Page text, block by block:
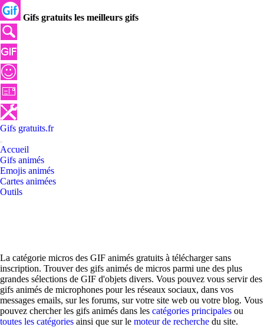
Gifs gratuits les meilleurs gifs
Gifs gratuits.fr
Accueil
Gifs animés
Emojis animés
Cartes animées
Outils
La catégorie micros des GIF animés gratuits à télécharger sans
inscription. Trouver des gifs animés de micros parmi une des plus
grandes sélections de GIF d'objets divers. Vous pouvez vous servir des
gifs animés de microphones pour les réseaux sociaux, dans vos
messages emails, sur les forums, sur votre site web ou votre blog. Vous
pouvez chercher les gifs animés dans les catégories principales ou
toutes les catégories ainsi que sur le moteur de recherche du site.